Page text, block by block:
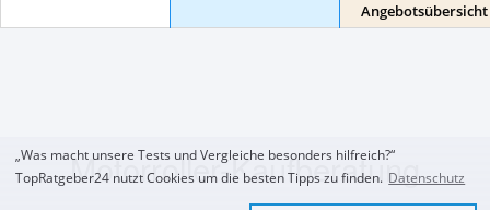
Angebotsübersicht
Motorroller-Kaufberatung
„Was macht unsere Tests und Vergleiche besonders hilfreich?“
TopRatgeber24 nutzt Cookies um die besten Tipps zu finden. Datenschutz